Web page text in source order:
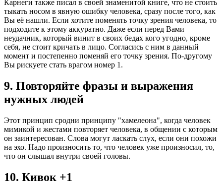
Карнеги также писал в своей знаменитой книге, что не стоить
тыкать носом в явную ошибку человека, сразу после того, как
Вы её нашли. Если хотите поменять точку зрения человека, то
подходите к этому аккуратно. Даже если перед Вами
неудачник, который винит в своих бедах кого угодно, кроме
себя, не стоит кричать в лицо. Согласись с ним в данный
момент и постепенно поменяй его точку зрения. По-другому
Вы рискуете стать врагом номер 1.
9. Повторяйте фразы и выражения
нужных людей
Этот принцип сродни принципу "хамелеона", когда человек
мимикой и жестами повторяет человека, в общении с которым
он заинтересован. Слова могут ласкать слух, если они похожи
на эхо. Надо произносить то, что человек уже произносил, то,
что он слышал внутри своей головы.
10. Кивок +1